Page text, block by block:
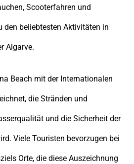
Scooterfahren und
den beliebtesten Aktivitäten in
Algarve.
Beach mit der Internationalen
die Stränden und
und die Sicherheit der
Viele Touristen bevorzugen bei
Orte, die diese Auszeichnung